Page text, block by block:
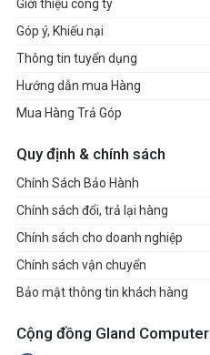
Giới thiệu công ty
Góp ý, Khiếu nại
Thông tin tuyển dụng
Hướng dẫn mua Hàng
Mua Hàng Trả Góp
Quy định & chính sách
Chính Sách Bảo Hành
Chính sách đổi, trả lại hàng
Chính sách cho doanh nghiệp
Chính sách vận chuyển
Bảo mật thông tin khách hàng
Cộng đồng Gland Computer